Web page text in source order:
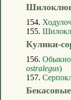
154.
155.
Кулики-
156.
ostralegus)
157.
Бекасовые